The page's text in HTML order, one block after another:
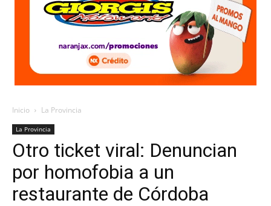
Inicio La Provincia
La Provincia
Otro ticket viral: Denuncian
por homofobia a un
restaurante de Córdoba